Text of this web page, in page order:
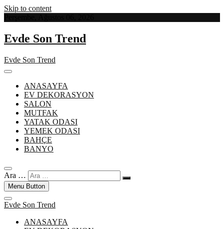
Skip to content
Evde Son Trend
Evde Son Trend
ANASAYFA
EV DEKORASYON
SALON
MUTFAK
YATAK ODASI
YEMEK ODASI
BAHÇE
BANYO
Ara …
Menu Button
Evde Son Trend
ANASAYFA